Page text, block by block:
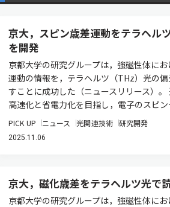
京大，スピン歳差運動をテラヘル
を開発
京都大学の研究グループは，強磁性体に
運動の情報を，テラヘルツ（THz）光の
すことに成功した（ニュースリリース）
高速化と省電力化を目指し，電子のスピ
PICK UP ニュース 光関連技術 研究開発
2025.11.06
京大，磁化歳差をテラヘルツ光で
京都大学の研究グループは，強磁性体に